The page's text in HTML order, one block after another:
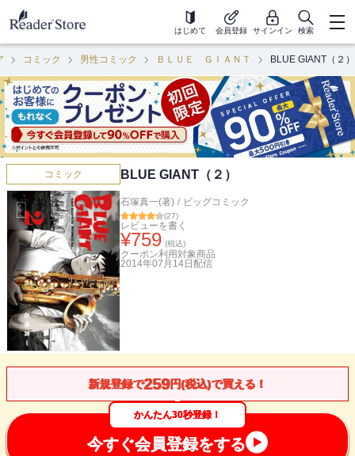
はじめて 会員登録 サインイン 検索
コミック 男性コミック ＢＬＵＥ ＧＩＡＮＴ BLUE GIANT（２）
コミック BLUE GIANT（２）
石塚真一(著) / ビッグコミック
(27)
レビューを書く
¥759 (税込)
クーポン利用対象商品
2014年07月14日 配信
新規登録で259円(税込)で買える！
かんたん30秒登録！
今すぐ会員登録をする